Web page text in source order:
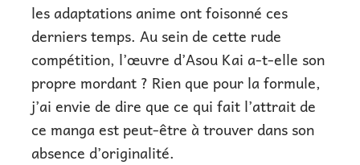
les adaptations anime ont foisonné ces
derniers temps. Au sein de cette rude
compétition, l’œuvre d’Asou Kai a-t-elle son
propre mordant ? Rien que pour la formule,
j’ai envie de dire que ce qui fait l’attrait de
ce manga est peut-être à trouver dans son
absence d’originalité.